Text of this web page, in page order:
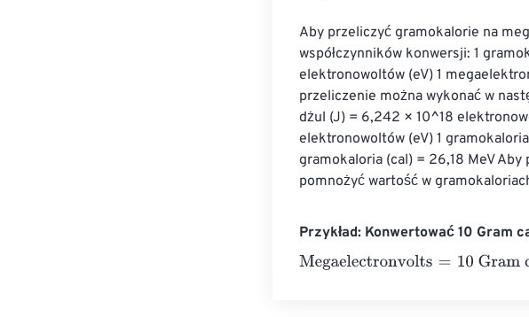
Aby przeliczyć gramokalorie na
współczynników konwersji: 1
elektronowoltów (eV) 1
przeliczenie można wykonać w
dżul (J) = 6,242 × 10^18
elektronowoltów (eV) 1
gramokaloria (cal) = 26,18 MeV
pomnożyć wartość w
Przykład: Konwertować 10 Gram
Megaelectronvolts=10 Gram